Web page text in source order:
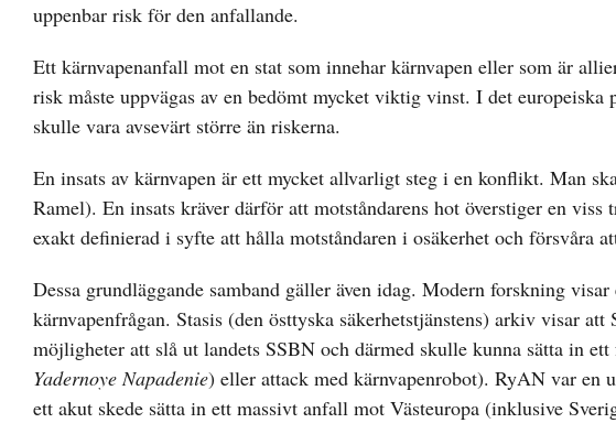
uppenbar risk för den anfallande.
Ett kärnvapenanfall mot en stat som innehar kärnvapen eller som är
risk måste uppvägas av en bedömt mycket viktig vinst. I det
skulle vara avsevärt större än riskerna.
En insats av kärnvapen är ett mycket allvarligt steg i en konflikt. Man
Ramel). En insats kräver därför att motståndarens hot överstiger en
exakt definierad i syfte att hålla motståndaren i osäkerhet och försvåra
Dessa grundläggande samband gäller även idag. Modern forskning
kärnvapenfrågan. Stasis (den östtyska säkerhetstjänstens) arkiv visar
möjligheter att slå ut landets SSBN och därmed skulle kunna sätta in
Yadernoye Napadenie) eller attack med kärnvapenrobot). RyAN var en
ett akut skede sätta in ett massivt anfall mot Västeuropa (inklusive